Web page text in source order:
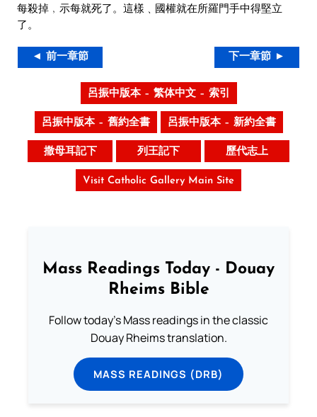
每殺掉﹐示每就死了。這樣﹑國權就在所羅門手中得堅立
了。
◄ 前一章節 下一章節 ►
呂振中版本 – 繁体中文 – 索引
呂振中版本 – 舊約全書 呂振中版本 – 新約全書
撒母耳記下 列王記下 歷代志上
Visit Catholic Gallery Main Site
Mass Readings Today - Douay
Rheims Bible
Follow today's Mass readings in the classic
Douay Rheims translation.
MASS READINGS (DRB)